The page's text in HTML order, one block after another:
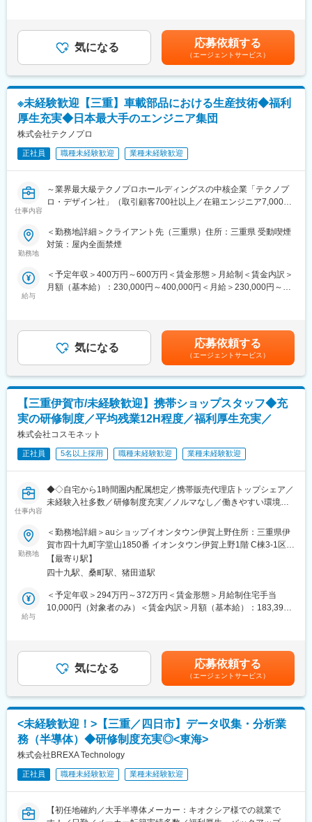
月額8万円（年額96万円）の資格手当を追加支給！
■認定資格取得
1．エグゼクティブディレクター：8万円
3．チーフアドバイザー：3万円
4．アドバイザー：1万円
※試験の合格率・保有率はともに約90％
※会社をあげて合格までしっかりサポートします
日々お客様先で活躍するエンジニアと定期面談・配属後面談・キ
ャリア面談を実施いただきます。残業など頑張りすぎていない
か、体調不良等で休んでいないかなどエンジニアの状況をタイム
を変えてほしい」といった要望を拾いながら、キャリア相談に乗
っていただきます。
（2）お客様先対応：
エンジニアが配属された企業様の担当者と面談いただき、各エン
ジニアの就業状況・活躍状況を把握いただきます。お客様先から
ヒアリングした内容は、人事考課の参考やアドバイスに役立てま
す。
（3）管理業務：
勤怠システムへの入力や契約書管理、配属前のエンジニア向け研
修の実施など、エンジニアフォローのため幅広い業務をご担当い
※担当人数として、100人程度のエンジニアを2～3人で担当するイ
メージです。
■活躍例：
学校の先生やメーカーでの技術者、接客販売経験者など、個人に
ジングに精通している方も大歓迎です。
ロボット導入など、様々なソリューションを提供しています。
・スキルアップに期待できるエンジニア派遣企業
・未経験エンジニアでも市場価値を目指せると思う企業
・若手（20代）が選ぶ働きたいエンジニア派遣企業
などに選ばれた実績があり、「モノ」×「IT」双方の分野におい
て、より高い技術力を提供できるプロフェショナル集団です。
変更の範囲：本文参照
賃金はあくまでも目安の金額であり、選考を通じて上下する可能
性があります。月給(月額)は固定手当を含めた表記です。
気になる 応募依頼する
（エージェントサービス）
※未経験歓迎【三重】車載部品における生産技術◆福利
厚生充実◆日本最大手のエンジニア集団
株式会社テクノプロ
正社員 職種未経験歓迎 業種未経験歓迎
仕事内容
～業界最大級テクノプロホールディングスの中核企業「テクノプ
ロ・デザイン社」（取引顧客700社以上／在籍エンジニア7,000名
■業務内容：
自動車用ジャンクションボックスの生産技術業務
・設備製作、工程検証
・基板実装時のシュミレーション（熱／応力解析）
（1）プレス・溶接・塗装・組立の各工程における生産技術、生産
準備（工程検討・工程計画、設備検討・設備計画、設備導入、設
備トライ、不具合対策、工事立ち合い）
（2）各工程におけるSE検討（車両仕様・変化点の確認、設備・
工程検討、デジタルデータを活用した課題整理、試作車評価の準
備、社内外関係者との調整、問題解決の進捗管理）
■スキルアップ制度（豊富な研修制度／資格支援制度の充実）：
各種専門団体との連携（TOEIC(R)テストや技術関連の協会など）
を主軸に、研修センターを全国に設置。全国各拠点での教育研修
ラーニング、推奨資格の模擬試験の提供）、各種研修（階層
別）、語学学習コンテンツ、マネジメント、ヒューマンスキル向
■就業環境について：
～ワークライフバランス重視／希望勤務地も考慮～
サービス残業は一切ありません。また育児休業取得者も多く、複
数回の育児休業を取得した者も多数在籍（有給取得率90%）して
います。
要産業である自動車・航空・精密機器などの多様な分野で、プロ
ジェクトを牽引するリーダーや技術を極めるスペシャリストとし
のニーズも拡大中。現場に根差した技術力と課題解決力を兼ね備
えた人材を求めています。
勤務地
＜勤務地詳細＞クライアント先（三重県）住所：三重県 受動喫煙
対策：屋内全面禁煙
給与
＜予定年収＞400万円～600万円＜賃金形態＞月給制＜賃金内訳＞
月額（基本給）：230,000円～400,000円＜月給＞230,000円～
り、選考を通じて上下する可能性があります。月給(月額)は固定手
当を含めた表記です。
気になる 応募依頼する
（エージェントサービス）
【三重伊賀市/未経験歓迎】携帯ショップスタッフ◆充
実の研修制度／平均残業12H程度／福利厚生充実／
株式会社コスモネット
正社員 5名以上採用 職種未経験歓迎 業種未経験歓迎
仕事内容
◆◇自宅から1時間圏内配属想定／携帯販売代理店トップシェア／
未経験入社多数／研修制度充実／ノルマなし／働きやすい環境／
可能)・残業平均12時間・最大6日間の連続休暇有◆◇
■業務概要：
携帯電話ショップにて、来店されたお客様へ携帯電話の販売やお
問い合わせの対応、コンサルティングを行います。
■具体的な業務内容：
・問い合わせ対応
・販促企画
■入社後の流れ：
▼トレーニング専門チームの研修
ビジネスマナーや業界知識を学びます。さらに、1人ひとりの振り
返り研修で
成長をバックアップします。
▼OJT研修
先輩の横につき、接客のノウハウを学びながら、 登録作業などの
実務を積みます。 慣れるまでは、先輩がサポートしますのでご安
心ください！
勤務地
＜勤務地詳細＞auショップイオンタウン伊賀上野住所：三重県伊
賀市四十九町字堂山1850番 イオンタウン伊賀上野1階 C棟3-1区画
受動喫煙対策：屋内全面禁煙変更の範囲：会社の定める事業所
【最寄り駅】
四十九駅、桑町駅、猪田道駅
給与
＜予定年収＞294万円～372万円＜賃金形態＞月給制住宅手当
10,000円（対象者のみ）＜賃金内訳＞月額（基本給）：183,390
＜残業手当＞有＜給与補足＞※固定手当てには住宅地域手当を含む
（地域・世帯主非世帯主によって異なる）※年収構成：月給（月額
給与＋住宅地域手当）×12か月分＋賞与（夏季・冬季）賃金はあ
くまでも目安の金額であり、選考を通じて上下する可能性があり
ます。月給(月額)は固定手当を含めた表記です。
気になる 応募依頼する
（エージェントサービス）
<未経験歓迎！>【三重／四日市】データ収集・分析業
務（半導体）◆研修制度充実◎<東海>
株式会社BREXA Technology
正社員 職種未経験歓迎 業種未経験歓迎
【初任地確約／大手半導体メーカー：キオクシア様での就業で